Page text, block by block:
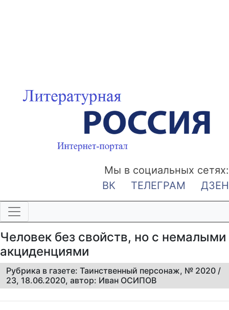
Мы в социальных сетях:
ВК
ТЕЛЕГРАМ ДЗЕН
Человек без свойств, но с немалыми
акциденциями
Рубрика в газете: Таинственный персонаж, № 2020 /
23, 18.06.2020, автор: Иван ОСИПОВ